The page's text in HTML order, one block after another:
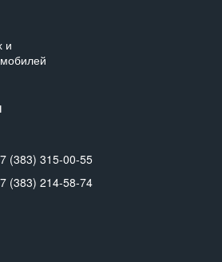
и
(383) 315-00-55
(383) 214-58-74